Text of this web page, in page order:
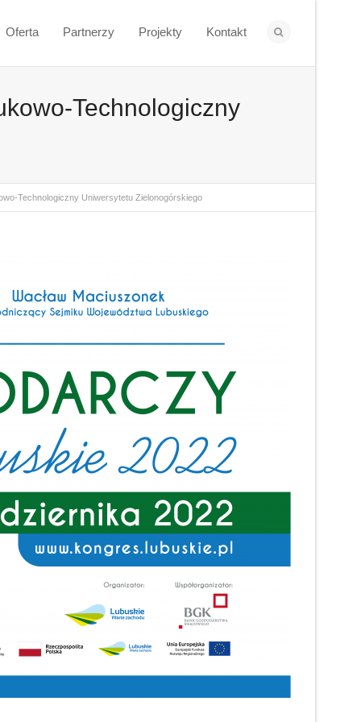
Oferta Partnerzy Projekty Kontakt
Technologiczny
Technologiczny Uniwersytetu Zielonogórskiego